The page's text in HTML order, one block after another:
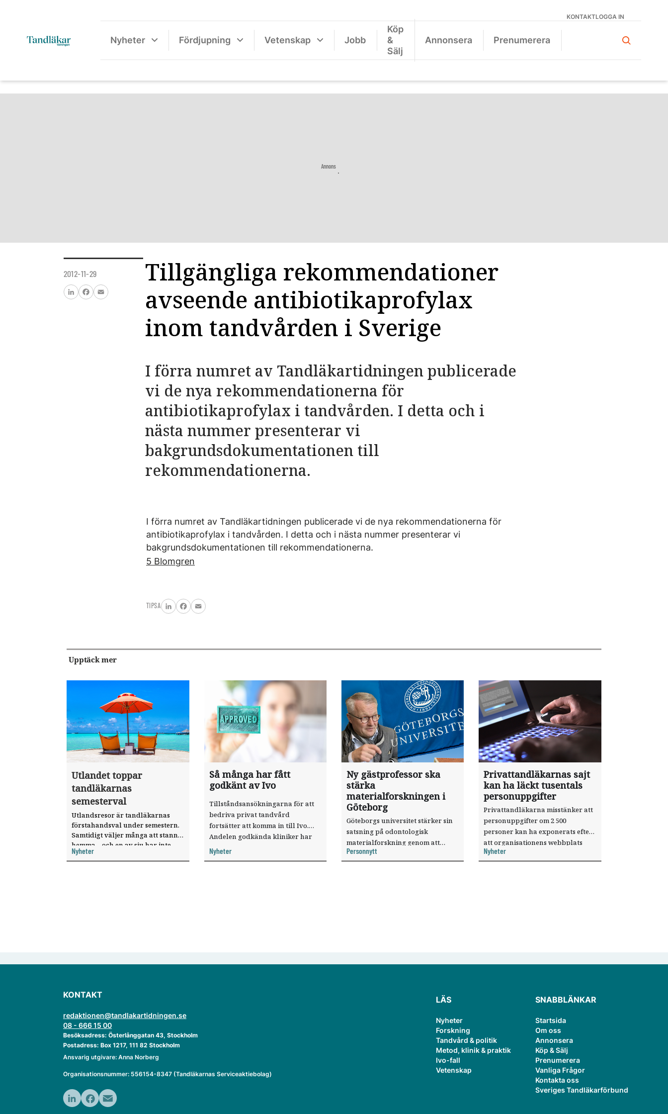
KONTAKTLOGGA IN
Nyheter Fördjupning Vetenskap Jobb
Köp
&
Sälj
Annonsera Prenumerera
Annons
2012-11-29
FacebookEmail
Tillgängliga rekommendationer
avseende antibiotikaprofylax
inom tandvården i Sverige
I förra numret av Tandläkartidningen publicerade
vi de nya rekommendationerna för
antibiotikaprofylax i tandvården. I detta och i
nästa nummer presenterar vi
bakgrundsdokumentationen till
rekommendationerna.
I förra numret av Tandläkartidningen publicerade vi de nya rekommendationerna för
antibiotikaprofylax i tandvården. I detta och i nästa nummer presenterar vi
bakgrundsdokumentationen till rekommendationerna.
5 Blomgren
TIPSA
LinkedInFacebook
Email
Upptäck mer
Utlandet toppar
tandläkarnas
semesterval
Utlandsresor är tandläkarnas
förstahandsval under semestern.
Samtidigt väljer många att stanna
hemma – och en av sju har inte
haft någon sommarledighet alls,
enligt "månadens fråga".
Nyheter
Så många har fått
godkänt av Ivo
Tillståndsansökningarna för att
bedriva privat tandvård
fortsätter att komma in till Ivo.
Andelen godkända kliniker har
ökat, visar nya siffror.
Nyheter
Ny gästprofessor ska
stärka
materialforskningen i
Göteborg
Göteborgs universitet stärker sin
satsning på odontologisk
materialforskning genom att
knyta forskaren Pekka Vallittu till
verksamheten som gästprofessor.
Personnytt
Privattandläkarnas sajt
kan ha läckt tusentals
personuppgifter
Privattandläkarna misstänker att
personuppgifter om 2 500
personer kan ha exponerats efter
att organisationens webbplats
utnyttjats genom en sårbarhet i ett
publiceringsverktyg.
Nyheter
KONTAKT
redaktionen@tandlakartidningen.se
08 - 666 15 00
Besöksadress: Österlånggatan 43, Stockholm
Postadress: Box 1217, 111 82 Stockholm
Ansvarig utgivare: Anna Norberg
Organisationsnummer: 556154-8347 (Tandläkarnas Serviceaktiebolag)
LÄS
Nyheter
Forskning
Tandvård & politik
Metod, klinik & praktik
Ivo-fall
Vetenskap
SNABBLÄNKAR
Startsida
Om oss
Annonsera
Köp & Sälj
Prenumerera
Vanliga Frågor
Kontakta oss
Sveriges Tandläkarförbund